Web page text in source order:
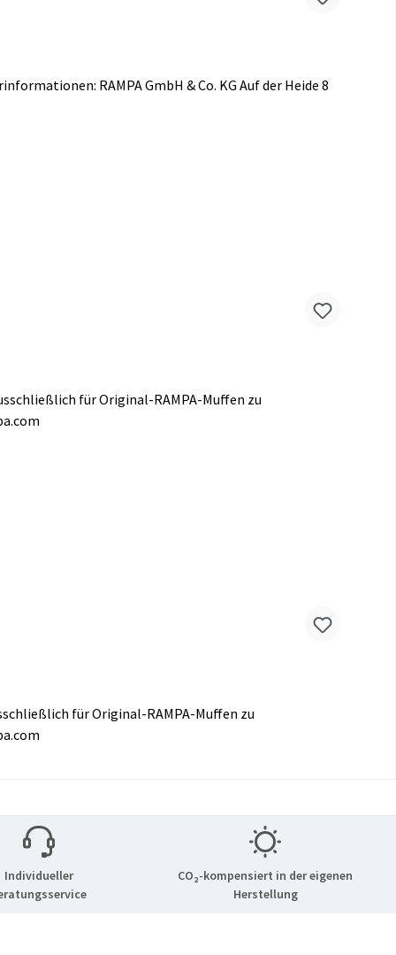
RAMPA GmbH & Co. KG Auf der Heide 8
für Original-RAMPA-Muffen zu
für Original-RAMPA-Muffen zu
Individueller
CO₂-kompensiert in der eigenen
Herstellung